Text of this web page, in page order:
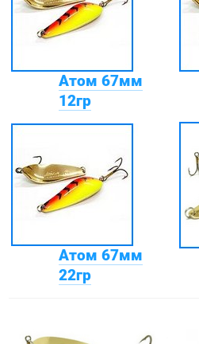
Атом 67мм
12гр
Атом 67мм
22гр